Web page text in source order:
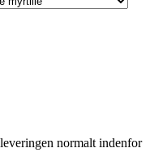
normalt indenfor